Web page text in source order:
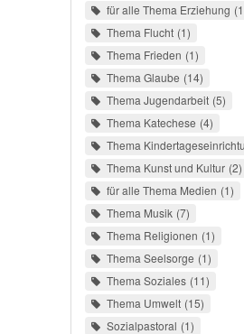
für alle Thema Erziehung 1
Thema Flucht 1
Thema Frieden 1
Thema Glaube 14
Thema Jugendarbeit 5
Thema Katechese 4
Thema
Thema Kunst und Kultur 2
für alle Thema Medien 1
Thema Musik 7
Thema Religionen 1
Thema Seelsorge 1
Thema Soziales 11
Thema Umwelt 15
Sozialpastoral 1